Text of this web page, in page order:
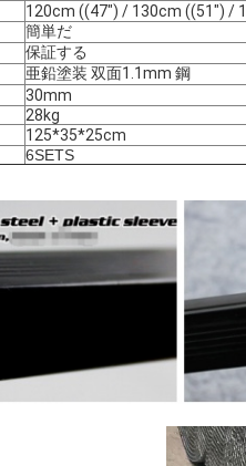
120cm ((47") / 130cm ((51") /
簡単だ
保証する
亜鉛塗装 双面1.1mm 鋼
30mm
28kg
125*35*25cm
6SETS